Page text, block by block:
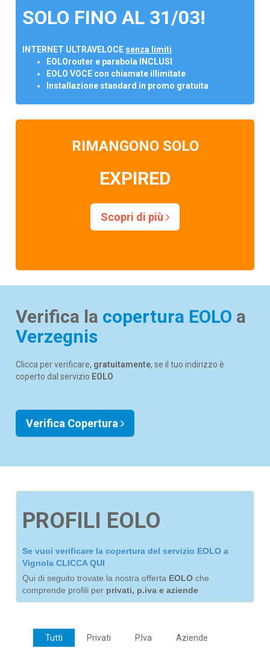
SOLO FINO AL 31/03!
INTERNET ULTRAVELOCE senza limiti
EOLOrouter e parabola INCLUSI
EOLO VOCE con chiamate illimitate
Installazione standard in promo gratuita
RIMANGONO SOLO
EXPIRED
Scopri di più
Verifica la copertura EOLO a
Verzegnis
Clicca per verificare, gratuitamente, se il tuo indirizzo è
coperto dal servizio EOLO
Verifica Copertura
PROFILI EOLO
Se vuoi verificare la copertura del servizio EOLO a
Vignola CLICCA QUI
Qui di seguito trovate la nostra offerta EOLO che
comprende profili per privati, p.iva e aziende
Tutti Privati P.Iva Aziende